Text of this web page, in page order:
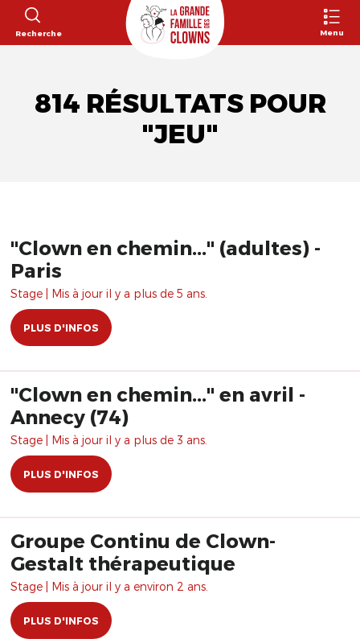
Recherche Menu
814 RÉSULTATS POUR
"JEU"
"Clown en chemin..." (adultes) -
Paris
Stage | Mis à jour il y a plus de 5 ans.
PLUS D'INFOS
"Clown en chemin..." en avril -
Annecy (74)
Stage | Mis à jour il y a plus de 3 ans.
PLUS D'INFOS
Groupe Continu de Clown-
Gestalt thérapeutique
Stage | Mis à jour il y a environ 2 ans.
PLUS D'INFOS